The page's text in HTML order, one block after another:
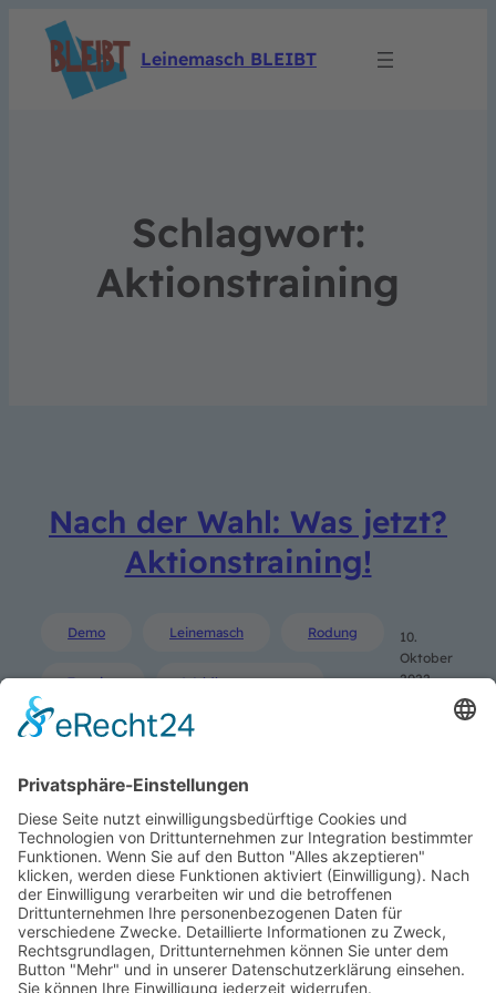
Leinemasch BLEIBT
Schlagwort:
Aktionstraining
Nach der Wahl: Was jetzt?
Aktionstraining!
Demo Leinemasch Rodung
Termine Waldbesetzungen
10.
Oktober
2022
SUCHE
Search